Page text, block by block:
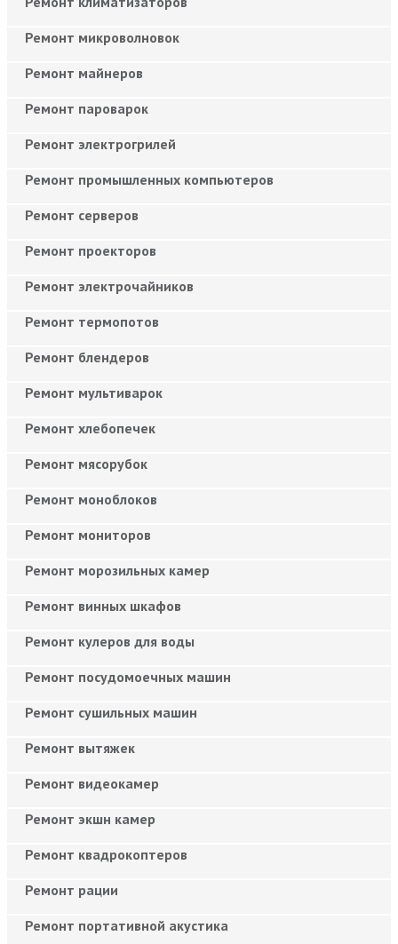
Ремонт микроволновок
Ремонт майнеров
Ремонт пароварок
Ремонт электрогрилей
Ремонт промышленных компьютеров
Ремонт серверов
Ремонт проекторов
Ремонт электрочайников
Ремонт термопотов
Ремонт блендеров
Ремонт мультиварок
Ремонт хлебопечек
Ремонт мясорубок
Ремонт моноблоков
Ремонт мониторов
Ремонт морозильных камер
Ремонт винных шкафов
Ремонт кулеров для воды
Ремонт посудомоечных машин
Ремонт сушильных машин
Ремонт вытяжек
Ремонт видеокамер
Ремонт экшн камер
Ремонт квадрокоптеров
Ремонт рации
Ремонт портативной акустика